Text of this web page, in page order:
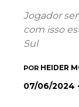
Jogador
com isso
Sul
POR HEIDER
07/06/2024